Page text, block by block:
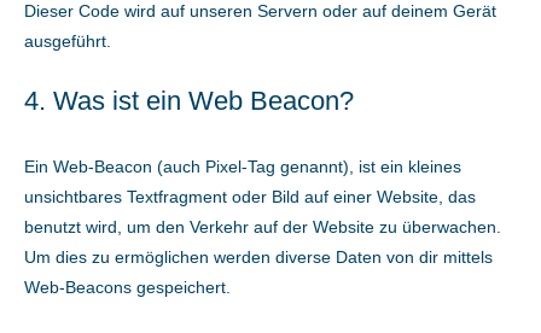
Dieser Code wird auf unseren Servern oder auf deinem Gerät
ausgeführt.
4. Was ist ein Web Beacon?
Ein Web-Beacon (auch Pixel-Tag genannt), ist ein kleines
unsichtbares Textfragment oder Bild auf einer Website, das
benutzt wird, um den Verkehr auf der Website zu überwachen.
Um dies zu ermöglichen werden diverse Daten von dir mittels
Web-Beacons gespeichert.